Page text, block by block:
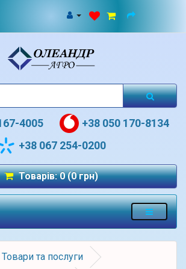
4005
+38 050 170-8134
+38 067 254-0200
Товарів: 0 (0 грн)
Товари та послуги